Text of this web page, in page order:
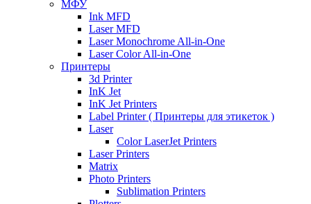
МФУ
Ink MFD
Laser MFD
Laser Monochrome All-in-One
Laser Color All-in-One
Принтеры
3d Printer
InK Jet
InK Jet Printers
Label Printer ( Принтеры для этикеток )
Laser
Color LaserJet Printers
Laser Printers
Matrix
Photo Printers
Sublimation Printers